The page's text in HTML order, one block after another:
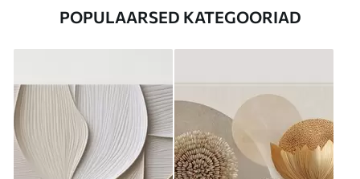
POPULAARSED KATEGOORIAD